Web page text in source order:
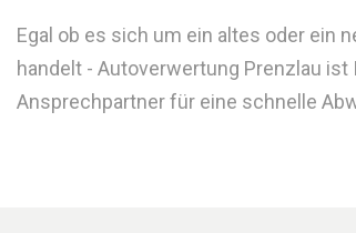
Egal ob es sich um ein altes oder ein
handelt - Autoverwertung Prenzlau ist
Ansprechpartner für eine schnelle